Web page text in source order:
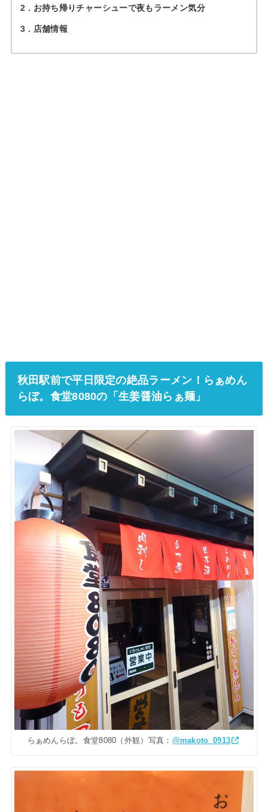
2 お持ち帰りチャーシューで夜もラーメン気分
3 店舗情報
秋田駅前で平日限定の絶品ラーメン！らぁめん
らぼ。食堂8080の「生姜醤油らぁ麺」
らぁめんらぼ。食堂8080（外観）写真： @makoto_0913